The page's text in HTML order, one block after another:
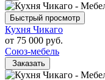
Быстрый просмотр
Кухня Чикаго
от 75 000 руб.
Союз-мебель
Заказать